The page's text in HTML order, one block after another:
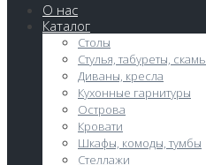
О нас
Каталог
Столы
Стулья, табуреты,
Диваны, кресла
Кухонные гарнитуры
Острова
Кровати
Шкафы, комоды, тумбы
Стеллажи